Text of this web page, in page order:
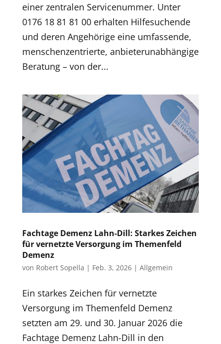
einer zentralen Servicenummer. Unter
0176 18 81 81 00 erhalten Hilfesuchende
und deren Angehörige eine umfassende,
menschenzentrierte, anbieterunabhängige
Beratung – von der...
Fachtage Demenz Lahn-Dill: Starkes Zeichen
für vernetzte Versorgung im Themenfeld
Demenz
von Robert Sopella | Feb. 3, 2026| Allgemein
Ein starkes Zeichen für vernetzte
Versorgung im Themenfeld Demenz
setzten am 29. und 30. Januar 2026 die
Fachtage Demenz Lahn-Dill in den